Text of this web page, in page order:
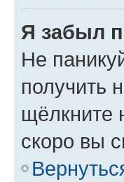
Я забыл
Не
получить
щёлкните
скоро вы